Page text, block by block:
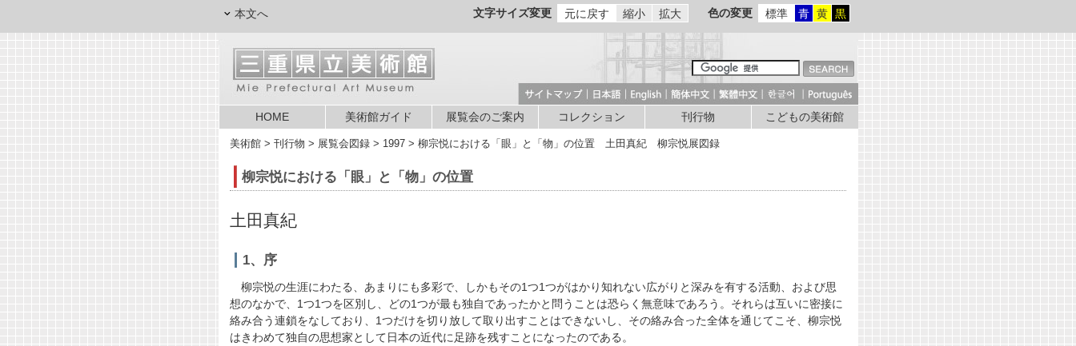
本文へ 文字サイズ変更 元に戻す 縮小 拡大 色の変更 標準 青 黄 黒
HOME 美術館ガイド 展覧会のご案内 コレクション 刊行物 こどもの美術館
美術館 > 刊行物 > 展覧会図録 > 1997 > 柳宗悦における「眼」と「物」の位置 土田真紀 柳宗悦展図録
柳宗悦における「眼」と「物」の位置
土田真紀
1、序
柳宗悦の生涯にわたる、あまりにも多彩で、しかもその1つ1つがはかり知れない広がりと深みを有する活動、および思
想のなかで、1つ1つを区別し、どの1つが最も独自であったかと問うことは恐らく無意味であろう。それらは互いに密接に
絡み合う連鎖をなしており、1つだけを切り放して取り出すことはできないし、その絡み合った全体を通じてこそ、柳宗悦
はきわめて独自の思想家として日本の近代に足跡を残すことになったのである。